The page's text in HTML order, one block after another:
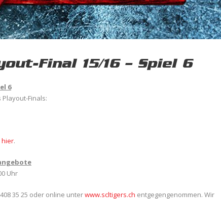
Final 15/16 – Spiel 6
6
Finals:
hier.
Uhr
35 25 oder online unterwww.scltigers.ch entgegengenommen. Wir